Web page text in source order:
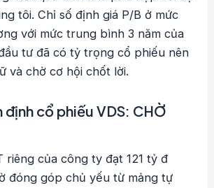
tôi. Chỉ số định giá P/B ở mức
với mức trung bình 3 năm của
tư đã có tỷ trọng cổ phiếu nên
và chờ cơ hội chốt lời.
định cổ phiếu VDS: CHỜ
riêng của công ty đạt 121 tỷ đ
đóng góp chủ yếu từ mảng tự